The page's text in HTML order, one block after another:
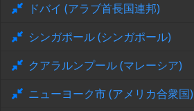
ドバイ (アラブ首長国連邦)
シンガポール (シンガポール)
クアラルンプール (マレーシア)
ニューヨーク市 (アメリカ合衆国)